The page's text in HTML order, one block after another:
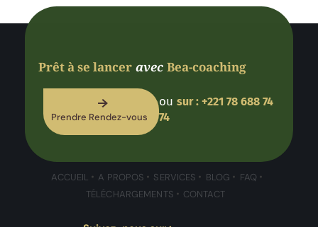
Prêt à se lancer avec Bea-coaching
Prendre Rendez-vous
ou sur : +221 78 688 74
74
ACCUEIL A PROPOS SERVICES BLOG
FAQ
TÉLÉCHARGEMENTS
CONTACT